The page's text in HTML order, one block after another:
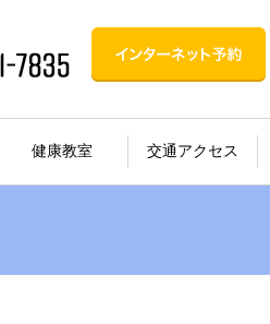
健康教室 交通アクセス